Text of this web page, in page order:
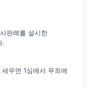
판례를 설시한
.
우면 1심에서 무죄에